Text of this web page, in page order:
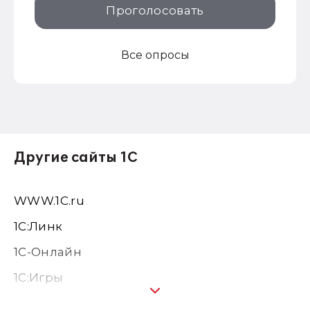
Проголосовать
Все опросы
Другие сайты 1С
WWW.1С.ru
1С:Линк
1С-Онлайн
1C:Игры